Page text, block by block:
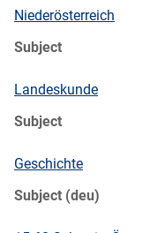
Niederösterreich
Subject
Landeskunde
Subject
Geschichte
Subject (deu)